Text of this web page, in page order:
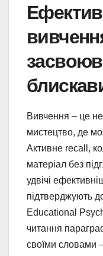
Вивчення – це
мистецтво, де
Активне recall,
матеріал без
удвічі
підтверджують
Educational
читання
своїми словами